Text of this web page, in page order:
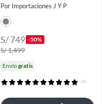
Por Importaciones J Y P
S/ 749 -50%
S/ 1,499
Envíogratis
(6)